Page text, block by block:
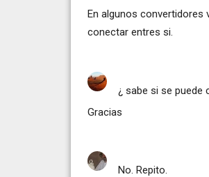
En algunos
conectar entres si.
¿ sabe si se puede
Gracias
No. Repito.